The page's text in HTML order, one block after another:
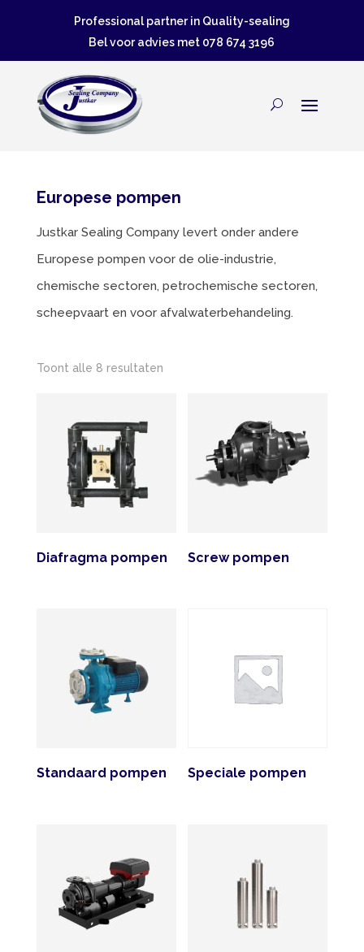
Professional partner in Quality-sealing
Bel voor advies met 078 674 3196
Europese pompen
Justkar Sealing Company levert onder andere
Europese pompen voor de olie-industrie,
chemische sectoren, petrochemische sectoren,
scheepvaart en voor afvalwaterbehandeling.
Toont alle 8 resultatenGesorteerd
Diafragma pompen Screw pompen
Standaard pompen Speciale pompen